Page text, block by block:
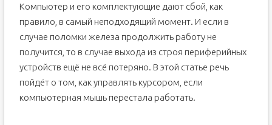
Компьютер и его комплектующие дают сбой, как
правило, в самый неподходящий момент. И если в
случае поломки железа продолжить работу не
получится, то в случае выхода из строя периферийных
устройств ещё не всё потеряно. В этой статье речь
пойдёт о том, как управлять курсором, если
компьютерная мышь перестала работать.